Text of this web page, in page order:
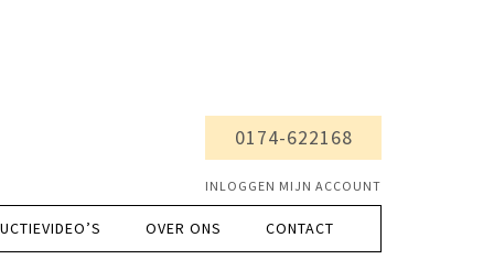
0174-622168
INLOGGEN MIJN ACCOUNT
OVER ONS CONTACT